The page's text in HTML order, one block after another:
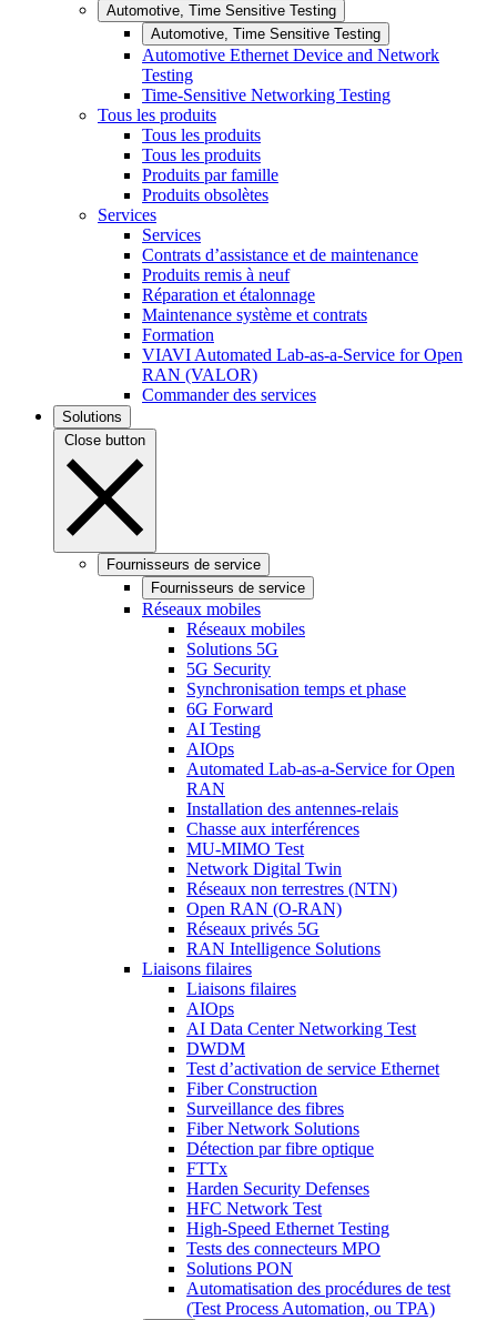
Automotive, Time Sensitive Testing
Automotive, Time Sensitive Testing
Automotive Ethernet Device and Network
Testing
Time-Sensitive Networking Testing
Tous les produits
Tous les produits
Tous les produits
Produits par famille
Produits obsolètes
Services
Services
Contrats d’assistance et de maintenance
Produits remis à neuf
Réparation et étalonnage
Maintenance système et contrats
Formation
VIAVI Automated Lab-as-a-Service for Open
RAN (VALOR)
Commander des services
Solutions
Close button
Fournisseurs de service
Fournisseurs de service
Réseaux mobiles
Réseaux mobiles
Solutions 5G
5G Security
Synchronisation temps et phase
6G Forward
AI Testing
AIOps
Automated Lab-as-a-Service for Open
RAN
Installation des antennes-relais
Chasse aux interférences
MU-MIMO Test
Network Digital Twin
Réseaux non terrestres (NTN)
Open RAN (O-RAN)
Réseaux privés 5G
RAN Intelligence Solutions
Liaisons filaires
Liaisons filaires
AIOps
AI Data Center Networking Test
DWDM
Test d’activation de service Ethernet
Fiber Construction
Surveillance des fibres
Fiber Network Solutions
Détection par fibre optique
FTTx
Harden Security Defenses
HFC Network Test
High-Speed Ethernet Testing
Tests des connecteurs MPO
Solutions PON
Automatisation des procédures de test
(Test Process Automation, ou TPA)